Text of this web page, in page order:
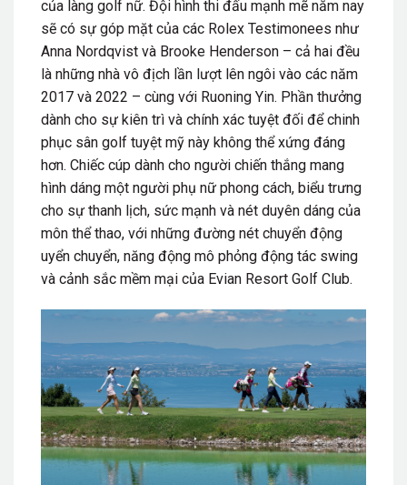
của làng golf nữ. Đội hình thi đấu mạnh mẽ năm nay
sẽ có sự góp mặt của các Rolex Testimonees như
Anna Nordqvist và Brooke Henderson – cả hai đều
là những nhà vô địch lần lượt lên ngôi vào các năm
2017 và 2022 – cùng với Ruoning Yin. Phần thưởng
dành cho sự kiên trì và chính xác tuyệt đối để chinh
phục sân golf tuyệt mỹ này không thể xứng đáng
hơn. Chiếc cúp dành cho người chiến thắng mang
hình dáng một người phụ nữ phong cách, biểu trưng
cho sự thanh lịch, sức mạnh và nét duyên dáng của
môn thể thao, với những đường nét chuyển động
uyển chuyển, năng động mô phỏng động tác swing
và cảnh sắc mềm mại của Evian Resort Golf Club.